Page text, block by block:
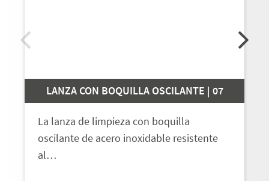
LANZA CON BOQUILLA OSCILANTE | 07
La lanza de limpieza con boquilla
oscilante de acero inoxidable resistente
al…